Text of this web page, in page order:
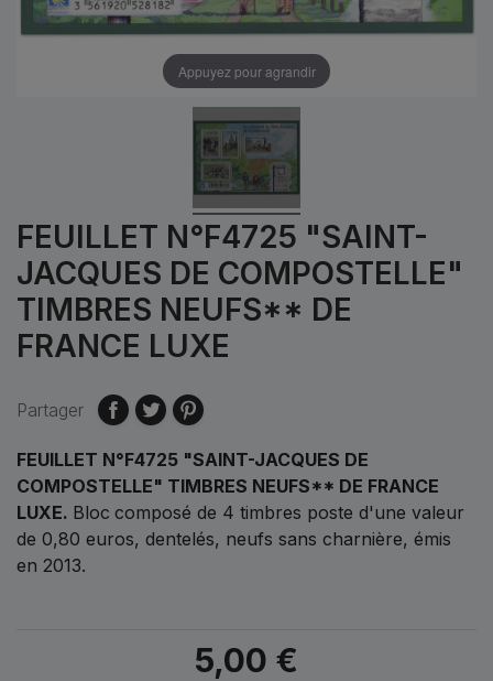
Appuyez pour agrandir
FEUILLET N°F4725 "SAINT-
JACQUES DE COMPOSTELLE"
TIMBRES NEUFS** DE
FRANCE LUXE
Partager
FEUILLET N°F4725 "SAINT-JACQUES DE
COMPOSTELLE" TIMBRES NEUFS** DE FRANCE
LUXE. Bloc composé de 4 timbres poste d'une valeur
de 0,80 euros, dentelés, neufs sans charnière, émis
en 2013.
5,00 €